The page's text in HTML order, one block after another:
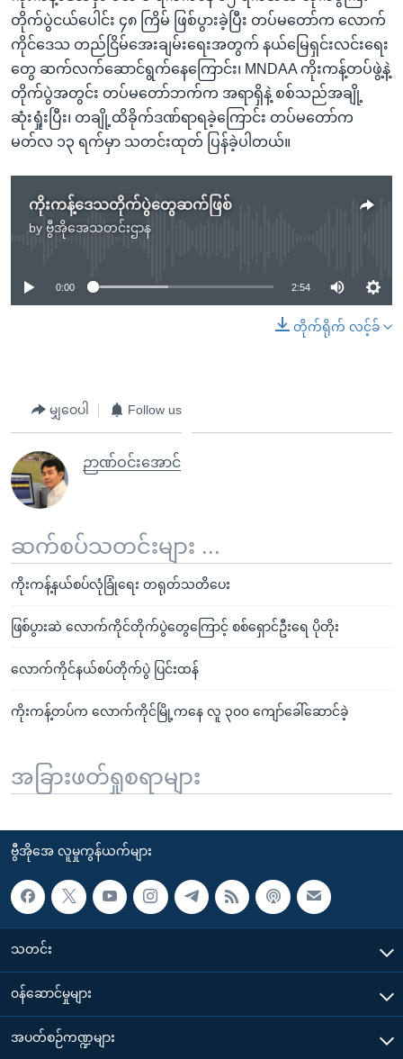
တိုက်ပွဲငယ်ပေါင်း ၄၈ ကြိမ် ဖြစ်ပွားခဲ့ပြီး တပ်မတော်က လောက်
ကိုင်ဒေသ တည်ငြိမ်အေးချမ်းရေးအတွက် နယ်မြေရှင်းလင်းရေး
တွေ ဆက်လက်ဆောင်ရွက်နေကြောင်း၊ MNDAA ကိုးကန့်တပ်ဖွဲ့နဲ့
တိုက်ပွဲအတွင်း တပ်မတော်ဘက်က အရာရှိနဲ့ စစ်သည်အချို့
ဆုံးရှုံးပြီး၊ တချို့ထိခိုက်ဒဏ်ရာရခဲ့ကြောင်း တပ်မတော်က
မတ်လ ၁၃ ရက်မှာ သတင်းထုတ် ပြန်ခဲ့ပါတယ်။
ကိုးကန့်ဒေသတိုက်ပွဲတွေဆက်ဖြစ်
by ဗွီအိုအေသတင်းဌာန
No media source currently available
0:00 2:54
တိုက်ရိုက် လင့်ခ်
မျှဝေပါ Follow us
ဉာဏ်ဝင်းအောင်
ဆက်စပ်သတင်းများ ...
ကိုးကန့်နယ်စပ်လုံခြုံရေး တရုတ်သတိပေး
ဖြစ်ပွားဆဲ လောက်ကိုင်တိုက်ပွဲတွေကြောင့် စစ်ရှောင်ဦးရေ ပိုတိုး
လောက်ကိုင်နယ်စပ်တိုက်ပွဲ ပြင်းထန်
ကိုးကန့်တပ်က လောက်ကိုင်မြို့ကနေ လူ ၃၀၀ ကျော်ခေါ်ဆောင်ခဲ့
အခြားဖတ်ရှုစရာများ
ဗွီအိုအေ လူမှုကွန်ယက်များ
သတင်း
၀န်ဆောင်မှုများ
အပတ်စဉ်ကဏ္ဍများ